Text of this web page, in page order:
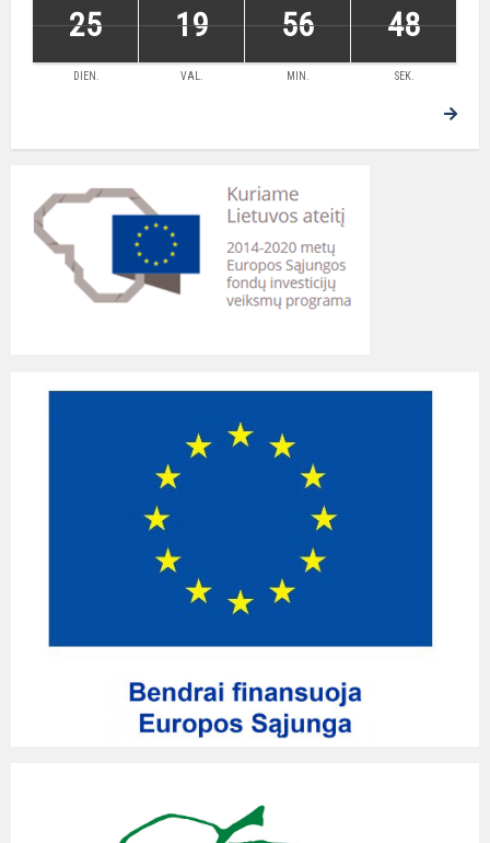
25 19 56 47
DIEN. VAL. MIN. SEK.